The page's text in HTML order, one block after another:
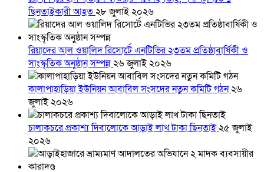
ছিনতাইকারী আহত২৮ জুলাই ২০২৬
রিয়াদের আল ওয়ালিদ রিসোর্টে এনটিভির ২৩তম প্রতিষ্ঠাবার্ষিকী ও
সাংস্কৃতিক অনুষ্ঠান সম্পন্ন২৬ জুলাই ২০২৬
কালাপাহাড়িয়া ইউনিয়ন আবাবিল সংসদের নতুন কমিটি গঠন২৬
জুলাই ২০২৬
চালাকচরে প্রকাশ্য দিবালোকে আড়াই লাখ টাকা ছিনতাই২৫ জুলাই
২০২৬